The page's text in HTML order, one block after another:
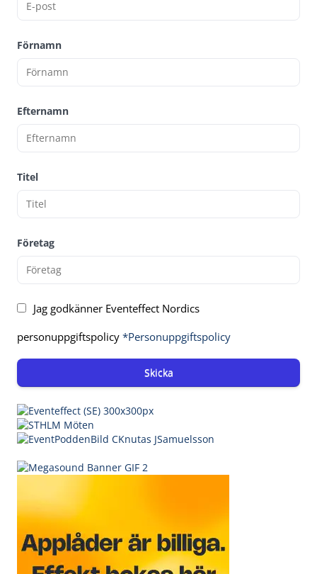
Förnamn
Efternamn
Titel
Företag
Jag godkänner Eventeffect Nordics
personuppgiftspolicy *Personuppgiftspolicy
Skicka